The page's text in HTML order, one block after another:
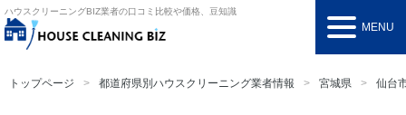
ハウスクリーニングBIZ業者の口コミ比較や価格、豆知識
MENU
トップページ 都道府県別ハウスクリーニング業者情報 宮城県 仙台